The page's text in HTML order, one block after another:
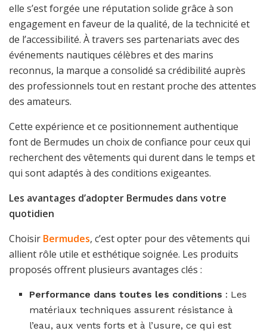
elle s’est forgée une réputation solide grâce à son
engagement en faveur de la qualité, de la technicité et
de l’accessibilité. À travers ses partenariats avec des
événements nautiques célèbres et des marins
reconnus, la marque a consolidé sa crédibilité auprès
des professionnels tout en restant proche des attentes
des amateurs.
Cette expérience et ce positionnement authentique
font de Bermudes un choix de confiance pour ceux qui
recherchent des vêtements qui durent dans le temps et
qui sont adaptés à des conditions exigeantes.
Les avantages d’adopter Bermudes dans votre
quotidien
Choisir Bermudes, c’est opter pour des vêtements qui
allient rôle utile et esthétique soignée. Les produits
proposés offrent plusieurs avantages clés :
Performance dans toutes les conditions : Les
matériaux techniques assurent résistance à
l’eau, aux vents forts et à l’usure, ce qui est